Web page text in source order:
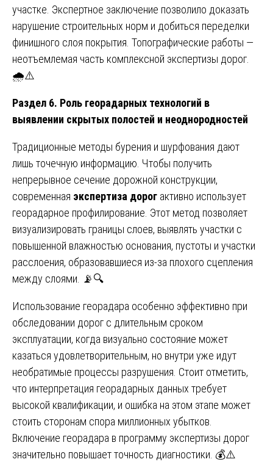
участке. Экспертное заключение позволило доказать
нарушение строительных норм и добиться переделки
финишного слоя покрытия. Топографические работы —
неотъемлемая часть комплексной экспертизы дорог.
🌧️⚠️
Раздел 6. Роль георадарных технологий в
выявлении скрытых полостей и неоднородностей
Традиционные методы бурения и шурфования дают
лишь точечную информацию. Чтобы получить
непрерывное сечение дорожной конструкции,
современная экспертиза дорог активно использует
георадарное профилирование. Этот метод позволяет
визуализировать границы слоев, выявлять участки с
повышенной влажностью основания, пустоты и участки
расслоения, образовавшиеся из-за плохого сцепления
между слоями. 📡🔍
Использование георадара особенно эффективно при
обследовании дорог с длительным сроком
эксплуатации, когда визуально состояние может
казаться удовлетворительным, но внутри уже идут
необратимые процессы разрушения. Стоит отметить,
что интерпретация георадарных данных требует
высокой квалификации, и ошибка на этом этапе может
стоить сторонам спора миллионных убытков.
Включение георадара в программу экспертизы дорог
значительно повышает точность диагностики. 💰⚠️